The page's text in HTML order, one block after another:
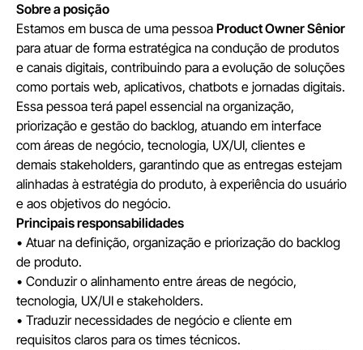
Sobre a posição
Estamos em busca de uma pessoa Product Owner Sênior
para atuar de forma estratégica na condução de produtos
e canais digitais, contribuindo para a evolução de soluções
como portais web, aplicativos, chatbots e jornadas digitais.
Essa pessoa terá papel essencial na organização,
priorização e gestão do backlog, atuando em interface
com áreas de negócio, tecnologia, UX/UI, clientes e
demais stakeholders, garantindo que as entregas estejam
alinhadas à estratégia do produto, à experiência do usuário
e aos objetivos do negócio.
Principais responsabilidades
• Atuar na definição, organização e priorização do backlog
de produto.
• Conduzir o alinhamento entre áreas de negócio,
tecnologia, UX/UI e stakeholders.
• Traduzir necessidades de negócio e cliente em
requisitos claros para os times técnicos.